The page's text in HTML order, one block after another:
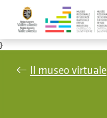
Salta al contenuto principale
}
Il museo virtuale